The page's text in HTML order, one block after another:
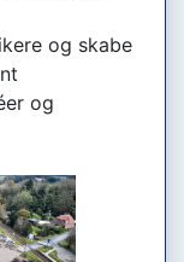
og skabe
og